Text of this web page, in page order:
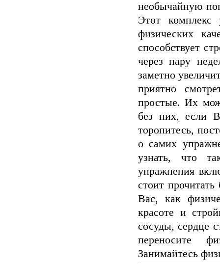
необычайную
Этот комплекс
физических
способствует
через пару
заметно
приятно
простые. Их
без них, если
торопитесь,
о самих
узнать, что
упражнения
стоит
Вас, как
красоте и
сосуды, сердце
переносите
Занимайтесь